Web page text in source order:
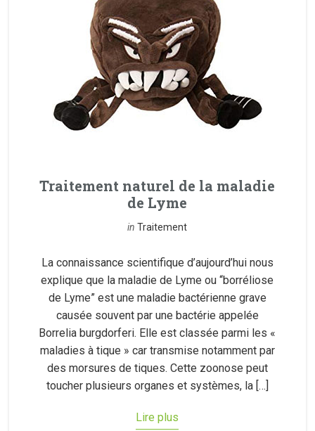
Traitement naturel de la maladie
de Lyme
inTraitement
La connaissance scientifique d’aujourd’hui nous
explique que la maladie de Lyme ou “borréliose
de Lyme” est une maladie bactérienne grave
causée souvent par une bactérie appelée
Borrelia burgdorferi. Elle est classée parmi les «
maladies à tique » car transmise notamment par
des morsures de tiques. Cette zoonose peut
toucher plusieurs organes et systèmes, la […]
Lire plus